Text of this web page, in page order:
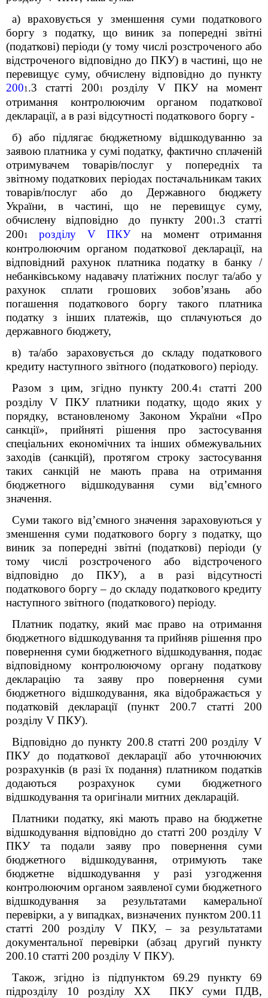
а) враховується у зменшення суми податкового
боргу з податку, що виник за попередні звітні
(податкові) періоди (у тому числі розстроченого або
відстроченого відповідно до ПКУ) в частині, що не
перевищує суму, обчислену відповідно до пункту
2001.3 статті 2001 розділу V ПКУ на момент
отримання контролюючим органом податкової
декларації, а в разі відсутності податкового боргу -
б) або підлягає бюджетному відшкодуванню за
заявою платника у сумі податку, фактично сплаченій
отримувачем товарів/послуг у попередніх та
звітному податкових періодах постачальникам таких
товарів/послуг або до Державного бюджету
України, в частині, що не перевищує суму,
обчислену відповідно до пункту 2001.3 статті
2001 розділу V ПКУна момент отримання
контролюючим органом податкової декларації, на
відповідний рахунок платника податку в банку /
небанківському надавачу платіжних послуг та/або у
рахунок сплати грошових зобов’язань або
погашення податкового боргу такого платника
податку з інших платежів, що сплачуються до
державного бюджету,
в) та/або зараховується до складу податкового
кредиту наступного звітного (податкового) періоду.
Разом з цим, згідно пункту 200.41
статті 200
розділу V ПКУ платники податку, щодо яких у
порядку, встановленому Законом України «Про
санкції», прийняті рішення про застосування
спеціальних економічних та інших обмежувальних
заходів (санкцій), протягом строку застосування
таких санкцій не мають права на отримання
бюджетного відшкодування суми від’ємного
значення.
Суми такого від’ємного значення зараховуються у
зменшення суми податкового боргу з податку, що
виник за попередні звітні (податкові) періоди (у
тому числі розстроченого або відстроченого
відповідно до ПКУ), а в разі відсутності
податкового боргу – до складу податкового кредиту
наступного звітного (податкового) періоду.
Платник податку, який має право на отримання
бюджетного відшкодування та прийняв рішення про
повернення суми бюджетного відшкодування, подає
відповідному контролюючому органу податкову
декларацію та заяву про повернення суми
бюджетного відшкодування, яка відображається у
податковій декларації (пункт 200.7 статті 200
розділу V ПКУ).
Відповідно до пункту 200.8 статті 200 розділу V
ПКУ до податкової декларації або уточнюючих
розрахунків (в разі їх подання) платником податків
додаються розрахунок суми бюджетного
відшкодування та оригінали митних декларацій.
Платники податку, які мають право на бюджетне
відшкодування відповідно до статті 200 розділу V
ПКУ та подали заяву про повернення суми
бюджетного відшкодування, отримують таке
бюджетне відшкодування у разі узгодження
контролюючим органом заявленої суми бюджетного
відшкодування за результатами камеральної
перевірки, а у випадках, визначених пунктом 200.11
статті 200 розділу V ПКУ, – за результатами
документальної перевірки (абзац другий пункту
200.10 статті 200 розділу V ПКУ).
Також, згідно із підпунктом 69.29 пункту 69
підрозділу 10 розділу XX ПКУ суми ПДВ,